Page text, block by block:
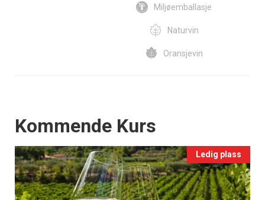
Miljøemballasje
Naturvin
Oransjevin
Events
Kommende Kurs
Ledig plass